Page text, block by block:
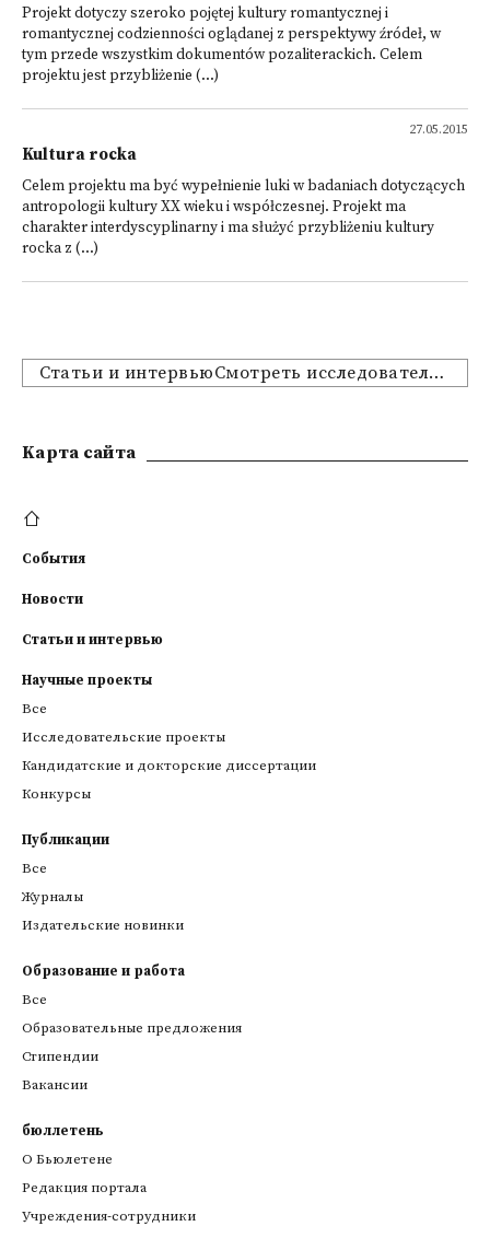
Projekt dotyczy szeroko pojętej kultury romantycznej i
romantycznej codzienności oglądanej z perspektywy źródeł, w
tym przede wszystkim dokumentów pozaliterackich. Celem
projektu jest przybliżenie (...)
27.05.2015
Kultura rocka
Celem projektu ma być wypełnienie luki w badaniach dotyczących
antropologii kultury XX wieku i współczesnej. Projekt ma
charakter interdyscyplinarny i ma służyć przybliżeniu kultury
rocka z (...)
Статьи и интервьюСмотреть исследовательские проекты
Kарта сайта
События
Новости
Статьи и интервью
Научные проекты
Все
Исследовательские проекты
Кандидатские и докторские диссертации
Конкурсы
Публикации
Все
Журналы
Издательские новинки
Образование и работа
Все
Образовательные предложения
Стипендии
Вакансии
бюллетень
О Бьюлетене
Редакция портала
Учреждения-сотрудники